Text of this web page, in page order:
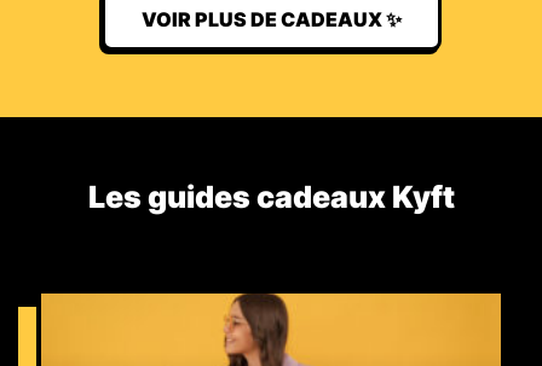
VOIR PLUS DE CADEAUX ✨
Les guides cadeaux Kyft​